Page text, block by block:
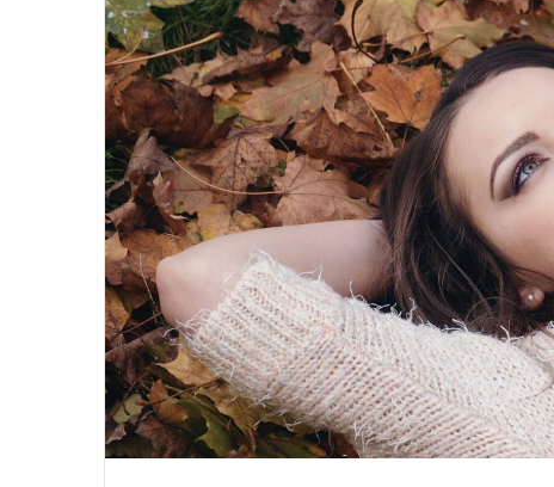
4 Ağustos 2024
Yazın Parıldayan Üçlüsü Golden
Rose’da!